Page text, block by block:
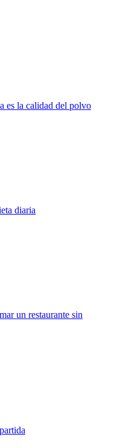
es la calidad del polvo
diaria
un restaurante sin